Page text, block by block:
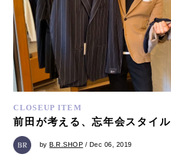
CLOSEUP ITEM
前田が考える、忘年会スタイル
byB.R.SHOP / Dec 06, 2019